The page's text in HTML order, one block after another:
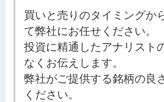
買いと売りのタイミングか
て弊社にお任せください。
投資に精通したアナリスト
なくお伝えします。
弊社がご提供する銘柄の良
ください。